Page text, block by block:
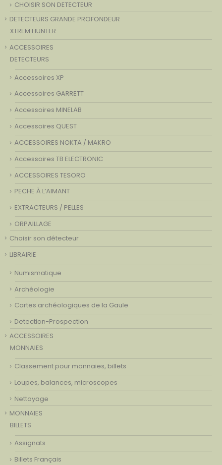
CHOISIR SON DETECTEUR
DETECTEURS GRANDE PROFONDEUR
XTREM HUNTER
ACCESSOIRES
DETECTEURS
Accessoires XP
Accessoires GARRETT
Accessoires MINELAB
Accessoires QUEST
ACCESSOIRES NOKTA / MAKRO
Accessoires TB ELECTRONIC
ACCESSOIRES TESORO
PECHE À L’AIMANT
EXTRACTEURS / PELLES
ORPAILLAGE
Choisir son détecteur
LIBRAIRIE
Numismatique
Archéologie
Cartes archéologiques de la Gaule
Detection-Prospection
ACCESSOIRES
MONNAIES
Classement pour monnaies, billets
Loupes, balances, microscopes
Nettoyage
MONNAIES
BILLETS
Assignats
Billets Français